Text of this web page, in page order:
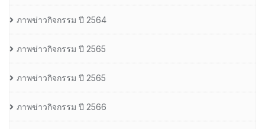
ภาพข่าวกิจกรรม ปี 2564
ภาพข่าวกิจกรรม ปี 2565
ภาพข่าวกิจกรรม ปี 2565
ภาพข่าวกิจกรรม ปี 2566